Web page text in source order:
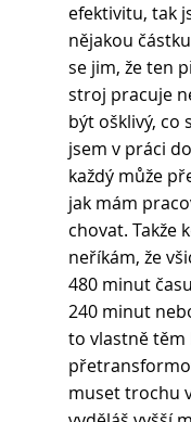
efektivitu, tak
nějakou
se jim, že ten
stroj pracuje
být ošklivý, co
jsem v práci
každý může
jak mám
chovat. Takže
neříkám, že
480 minut
240 minut
to vlastně
muset trochu